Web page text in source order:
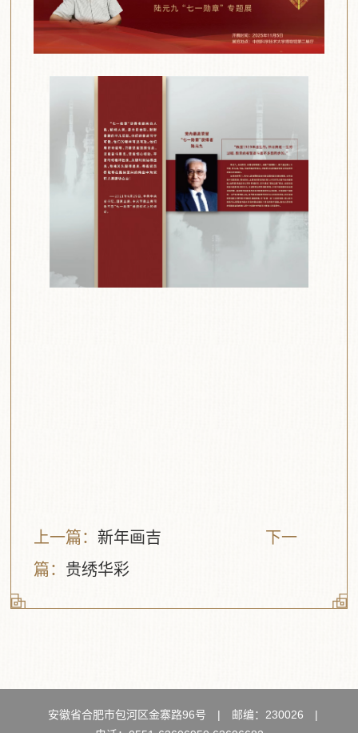
上一篇： 新年画吉
下一
篇： 贵绣华彩
安徽省合肥市包河区金寨路96号 | 邮编：230026
|